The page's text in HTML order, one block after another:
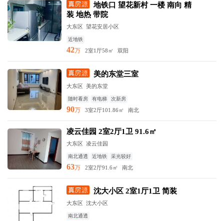
地铁口 望花新村 一楼 南向 精
装 地热 带院
大东区 望花安居小区
近地铁
42万 2室1厅58㎡ 双阳
美的东堂三室
大东区 美的东堂
随时看房 有电梯 次新房
90万 3室2厅101.86㎡ 南北
凌云佳园 2室2厅1卫 91.6㎡
大东区 凌云佳园
南北通透 近地铁 采光较好
63万 2室2厅91.6㎡ 南北
沈大小区 2室1厅1卫 简装
大东区 沈大小区
南北通透